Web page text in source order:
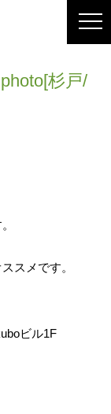
杉戸/
スメです。
ビル1F